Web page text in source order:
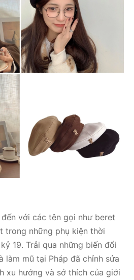
với các tên gọi như beret
trong những phụ kiện thời
19. Trải qua những biến đổi
làm mũ tại Pháp đã chỉnh sửa
xu hướng và sở thích của giới